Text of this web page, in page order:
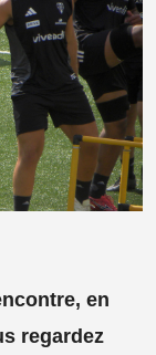
en
regardez